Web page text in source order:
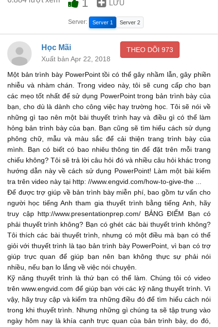
can work on. We have videos on www.engvid.com to help
you with presentation skills. So,
...
presentations.
...
00:42
But what we're going to focus on today is the visual aspect of
presentations, so your
...
00:49
PowerPoint things. Some things to do, and some things not
to do. So, here we are, presentation
...
00:55
skills. The first thing and one of the things that makes these
presentations so fun are
...
01:04
pictures. But we have to be careful. The templates that you
have already included in your presentation
...
01:10
software, they're boring. People use them all the time. So, I
suggest you try and download
...
01:20
LƯU
Server: Server 1 Server 2
Học Mãi
Xuất bản Apr 22, 2018
THEO DÕI 973
Một bản trình bày PowerPoint tồi có thể gây nhầm lẫn, gây phiền
nhiễu và nhàm chán. Trong video này, tôi sẽ cung cấp cho bạn
các mẹo tốt nhất để sử dụng PowerPoint trong bản trình bày của
bạn, cho dù là dành cho công việc hay trường học. Tôi sẽ nói về
những gì tạo nên một bài thuyết trình hay và điều gì có thể làm
hỏng bản trình bày của bạn. Bạn cũng sẽ tìm hiểu cách sử dụng
phông chữ, mẫu và màu sắc để cải thiện trang trình bày của
mình. Bạn có biết có bao nhiêu thông tin để đặt trên mỗi trang
chiếu không? Tôi sẽ trả lời câu hỏi đó và nhiều câu hỏi khác trong
hướng dẫn này về cách sử dụng PowerPoint! Làm một bài kiểm
tra trên video này tại http: //www.engvid.com/how-to-give-the ...
Để được trợ giúp về bản trình bày miễn phí, bao gồm tư vấn cho
người học tiếng Anh tham gia thuyết trình bằng tiếng Anh, hãy
truy cập http://www.presentationprep.com/ BẢNG ĐIỂM Bạn có
phải thuyết trình không? Bạn có ghét các bài thuyết trình không?
Tôi thích các bài thuyết trình, nhưng có một điều mà bạn có thể
giỏi với thuyết trình là tạo bản trình bày PowerPoint, vì bạn có trợ
giúp trực quan để giúp bạn nên bạn không thực sự phải nói
nhiều, nếu bạn lo lắng về việc nói chuyện.
Kỹ năng thuyết trình là thứ bạn có thể làm. Chúng tôi có video
trên www.engvid.com để giúp bạn với các kỹ năng thuyết trình. Vì
vậy, hãy truy cập và kiểm tra những điều đó để tìm hiểu cách nói
trong khi thuyết trình. Nhưng những gì chúng ta sẽ tập trung vào
ngày hôm nay là khía cạnh trực quan của bản trình bày, do đó,